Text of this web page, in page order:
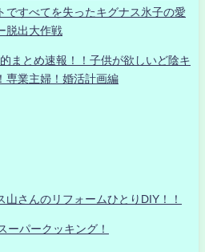
ですべてを失ったキグナス氷子の愛
脱出大作戦
まとめ速報！！子供が欲しいど陰キ
専業主婦！婚活計画編
山さんのリフォームひとりDIY！！
ーパークッキング！